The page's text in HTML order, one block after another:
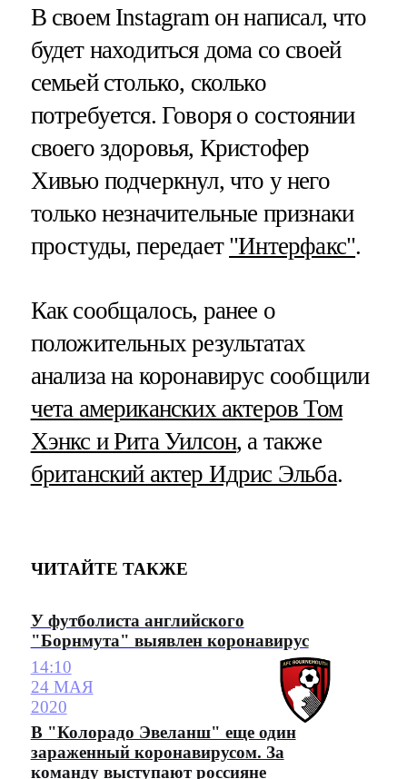
В своем Instagram он написал, что
будет находиться дома со своей
семьей столько, сколько
потребуется. Говоря о состоянии
своего здоровья, Кристофер
Хивью подчеркнул, что у него
только незначительные признаки
простуды, передает "Интерфакс".
Как сообщалось, ранее о
положительных результатах
анализа на коронавирус сообщили
чета американских актеров Том
Хэнкс и Рита Уилсон, а также
британский актер Идрис Эльба.
ЧИТАЙТЕ ТАКЖЕ
У футболиста английского
"Борнмута" выявлен коронавирус
14:10
24 МАЯ
2020
В "Колорадо Эвеланш" еще один
зараженный коронавирусом. За
команду выступают россияне